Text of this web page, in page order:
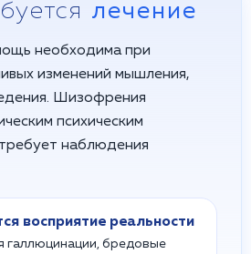
лечение
необходима при
изменений мышления,
Шизофрения
психическим
наблюдения
восприятие реальности
галлюцинации, бредовые